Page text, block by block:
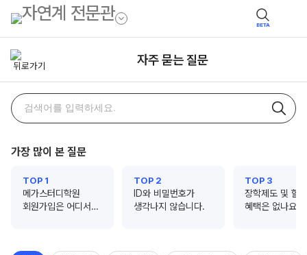
BETA
자주 묻는 질문
자주
묻는
검색
검색어
가장 많이 본 질문
TOP 1
메가스터디학원
회원가입은 어디서
TOP 2
ID와 비밀번호가
생각나지 않습니다.
TOP 3
장학제도 및 할인
혜택은 없나요?